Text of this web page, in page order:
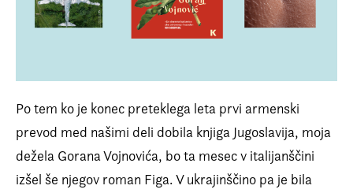
Prijava na e-novice
Po tem ko je konec preteklega leta prvi armenski
prevod med našimi deli dobila knjiga Jugoslavija, moja
dežela Gorana Vojnovića, bo ta mesec v italijanščini
izšel še njegov roman Figa. V ukrajinščino pa je bila